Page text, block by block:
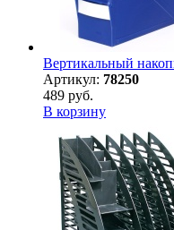
Вертикальный
Артикул: 78250
489 руб.
В корзину